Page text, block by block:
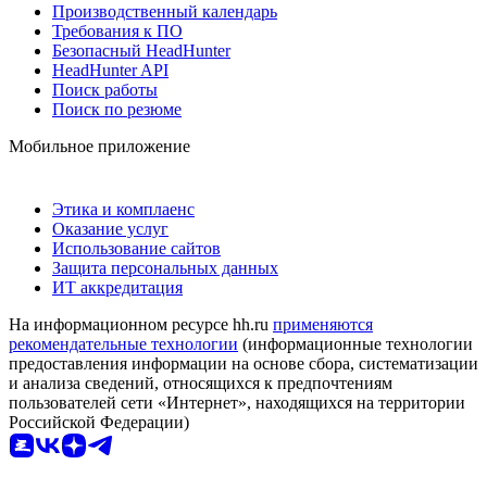
Производственный календарь
Требования к ПО
Безопасный HeadHunter
HeadHunter API
Поиск работы
Поиск по резюме
Мобильное приложение
Этика и комплаенс
Оказание услуг
Использование сайтов
Защита персональных данных
ИТ аккредитация
На информационном ресурсе hh.ru применяются
рекомендательные технологии (информационные технологии
предоставления информации на основе сбора, систематизации
и анализа сведений, относящихся к предпочтениям
пользователей сети «Интернет», находящихся на территории
Российской Федерации)